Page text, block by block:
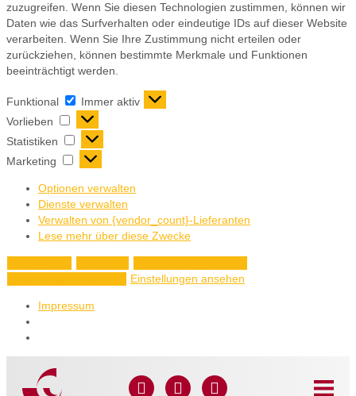
zuzugreifen. Wenn Sie diesen Technologien zustimmen, können wir
Daten wie das Surfverhalten oder eindeutige IDs auf dieser Website
verarbeiten. Wenn Sie Ihre Zustimmung nicht erteilen oder
zurückziehen, können bestimmte Merkmale und Funktionen
beeinträchtigt werden.
Funktional
Immer aktiv
Vorlieben
Statistiken
Marketing
Optionen verwalten
Dienste verwalten
Verwalten von {vendor_count}-Lieferanten
Lese mehr über diese Zwecke
Einstellungen ansehen
Impressum